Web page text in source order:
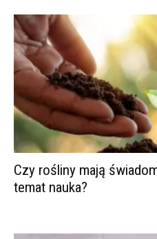
Czy rośliny mają
temat nauka?